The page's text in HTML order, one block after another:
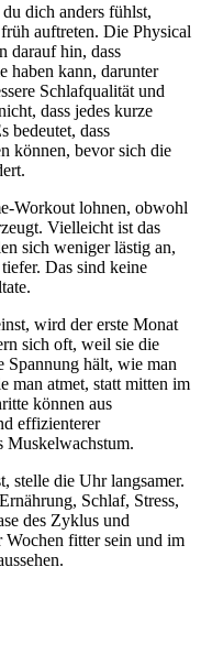
dich anders fühlst,
auftreten. Die Physical
darauf hin, dass
haben kann, darunter
Schlafqualität und
dass jedes kurze
bedeutet, dass
können, bevor sich die
Workout lohnen, obwohl
Vielleicht ist das
sich weniger lästig an,
Das sind keine
wird der erste Monat
sich oft, weil sie die
Spannung hält, wie man
man atmet, statt mitten im
können aus
effizienterer
Muskelwachstum.
stelle die Uhr langsamer.
Schlaf, Stress,
des Zyklus und
Wochen fitter sein und im